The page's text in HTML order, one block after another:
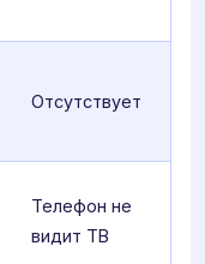
Отсутствует
Телефон не
видит ТВ